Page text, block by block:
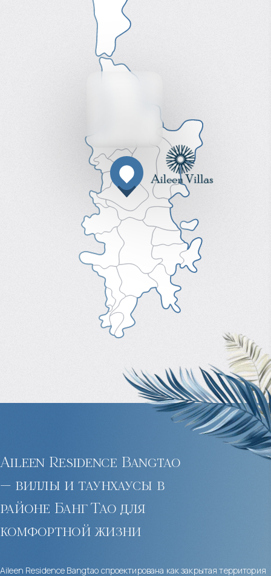
Aileen Residence Bangtao
— виллы и таунхаусы в
районе Банг Тао для
комфортной жизни
Aileen Residence Bangtao спроектирована как закрытая территория